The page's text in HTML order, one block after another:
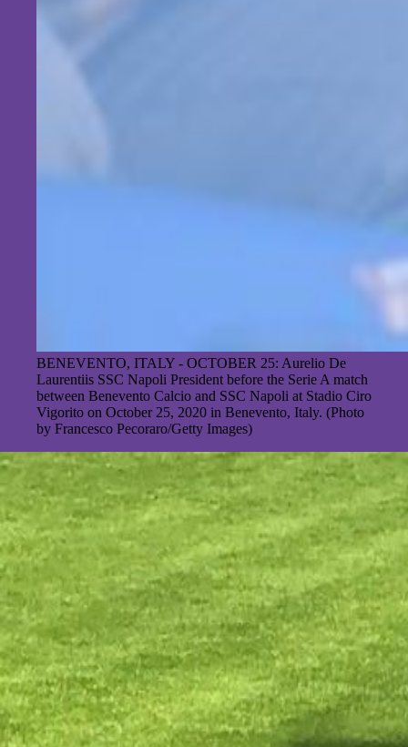
BENEVENTO, ITALY - OCTOBER 25: Aurelio De
Laurentiis SSC Napoli President before the Serie A match
between Benevento Calcio and SSC Napoli at Stadio Ciro
Vigorito on October 25, 2020 in Benevento, Italy. (Photo
by Francesco Pecoraro/Getty Images)